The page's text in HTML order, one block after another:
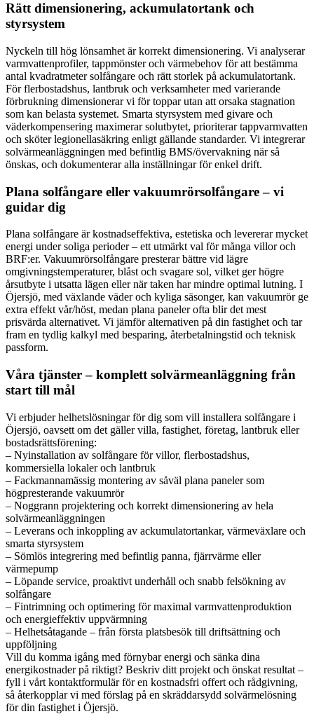
Rätt dimensionering, ackumulatortank och
styrsystem
Nyckeln till hög lönsamhet är korrekt dimensionering. Vi analyserar
varmvattenprofiler, tappmönster och värmebehov för att bestämma
antal kvadratmeter solfångare och rätt storlek på ackumulatortank.
För flerbostadshus, lantbruk och verksamheter med varierande
förbrukning dimensionerar vi för toppar utan att orsaka stagnation
som kan belasta systemet. Smarta styrsystem med givare och
väderkompensering maximerar solutbytet, prioriterar tappvarmvatten
och sköter legionellasäkring enligt gällande standarder. Vi integrerar
solvärmeanläggningen med befintlig BMS/övervakning när så
önskas, och dokumenterar alla inställningar för enkel drift.
Plana solfångare eller vakuumrörsolfångare – vi
guidar dig
Plana solfångare är kostnadseffektiva, estetiska och levererar mycket
energi under soliga perioder – ett utmärkt val för många villor och
BRF:er. Vakuumrörsolfångare presterar bättre vid lägre
omgivningstemperaturer, blåst och svagare sol, vilket ger högre
årsutbyte i utsatta lägen eller när taken har mindre optimal lutning. I
Öjersjö, med växlande väder och kyliga säsonger, kan vakuumrör ge
extra effekt vår/höst, medan plana paneler ofta blir det mest
prisvärda alternativet. Vi jämför alternativen på din fastighet och tar
fram en tydlig kalkyl med besparing, återbetalningstid och teknisk
passform.
Våra tjänster – komplett solvärmeanläggning från
start till mål
Vi erbjuder helhetslösningar för dig som vill installera solfångare i
Öjersjö, oavsett om det gäller villa, fastighet, företag, lantbruk eller
bostadsrättsförening:
– Nyinstallation av solfångare för villor, flerbostadshus,
kommersiella lokaler och lantbruk
– Fackmannamässig montering av såväl plana paneler som
högpresterande vakuumrör
– Noggrann projektering och korrekt dimensionering av hela
solvärmeanläggningen
– Leverans och inkoppling av ackumulatortankar, värmeväxlare och
smarta styrsystem
– Sömlös integrering med befintlig panna, fjärrvärme eller
värmepump
– Löpande service, proaktivt underhåll och snabb felsökning av
solfångare
– Fintrimning och optimering för maximal varmvattenproduktion
och energieffektiv uppvärmning
– Helhetsåtagande – från första platsbesök till driftsättning och
uppföljning
Vill du komma igång med förnybar energi och sänka dina
energikostnader på riktigt? Beskriv ditt projekt och önskat resultat –
fyll i vårt kontaktformulär för en kostnadsfri offert och rådgivning,
så återkopplar vi med förslag på en skräddarsydd solvärmelösning
för din fastighet i Öjersjö.